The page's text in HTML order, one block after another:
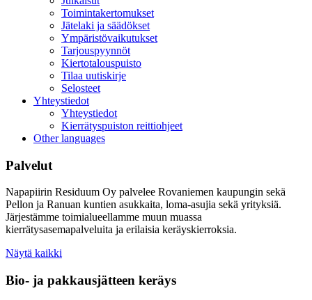
Toimintakertomukset
Jätelaki ja säädökset
Ympäristövaikutukset
Tarjouspyynnöt
Kiertotalouspuisto
Tilaa uutiskirje
Selosteet
Yhteystiedot
Yhteystiedot
Kierrätyspuiston reittiohjeet
Other languages
Palvelut
Napapiirin Residuum Oy palvelee Rovaniemen kaupungin sekä
Pellon ja Ranuan kuntien asukkaita, loma-asujia sekä yrityksiä.
Järjestämme toimialueellamme muun muassa
kierrätysasemapalveluita ja erilaisia keräyskierroksia.
Näytä kaikki
Bio- ja pakkausjätteen keräys